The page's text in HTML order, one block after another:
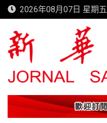
Skip
to
content
2026年08月07日 星期五
新華澳報